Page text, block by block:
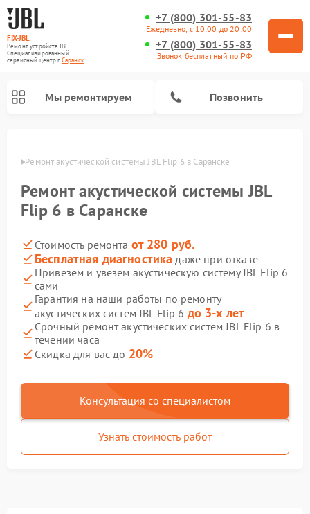
FIX-JBL
Ремонт устройств JBL
Специализированный
cервисный центр г.Саранск
+7 (800) 301-55-83
Ежедневно, с 10:00 до 20:00
+7 (800) 301-55-83
Звонок бесплатный по РФ
Мы ремонтируем Позвонить
Ремонт акустической системы JBL Flip 6 в Саранске
Ремонт акустической системы JBL
Flip 6 в Саранске
Стоимость ремонта от 280 руб.
Бесплатная диагностика даже при отказе
Привезем и увезем акустическую систему JBL Flip 6
сами
Гарантия на наши работы по ремонту
акустических систем JBL Flip 6 до 3-х лет
Срочный ремонт акустических систем JBL Flip 6 в
течении часа
Скидка для вас до 20%
Консультация со специалистом
Узнать стоимость работ